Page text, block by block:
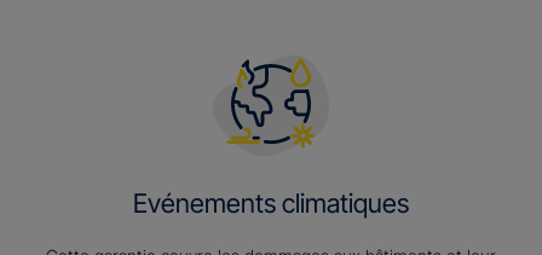
Evénements climatiques